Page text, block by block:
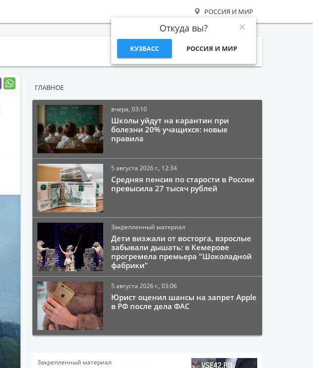
РОССИЯ И МИР
Откуда вы?
КУЗБАСС РОССИЯ И МИР
Поиск
ГЛАВНОЕ
вчера, 03:10
Школы уйдут на карантин при
болезни 20% учащихся: новые
правила
5 августа 2026 г., 12:34
Средняя пенсия по старости в России
превысила 27 тысяч рублей
Закрепленный материал
Дети визжали от восторга, взрослые
забывали дышать: в Кемерове
прогремела премьера "Шоколадной
фабрики"
5 августа 2026 г., 03:06
Юрист оценил шансы на запрет Apple
в РФ после дела ФАС
Закрепленный материал